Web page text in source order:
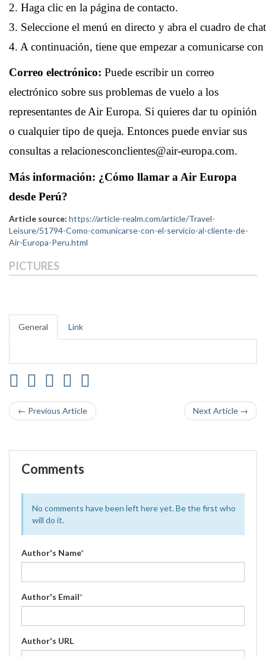
2. Haga clic en la página de contacto.
3. Seleccione el menú en directo y abra el cuadro de
4. A continuación, tiene que empezar a comunicarse
Correo electrónico: Puede escribir un correo
electrónico sobre sus problemas de vuelo a los
representantes de Air Europa. Si quieres dar tu opinión
o cualquier tipo de queja. Entonces puede enviar sus
consultas a relacionesconclientes@air-europa.com.
Más información: ¿Cómo llamar a Air Europa
desde Perú?
Article source: https://article-realm.com/article/Travel-
Leisure/51794-Como-comunicarse-con-el-servicio-al-cliente-de-
Air-Europa-Peru.html
PICTURES
General Link
← Previous Article Next Article →
Comments
No comments have been left here yet. Be the first who
will do it.
Author's Name*
Author's Email*
Author's URL